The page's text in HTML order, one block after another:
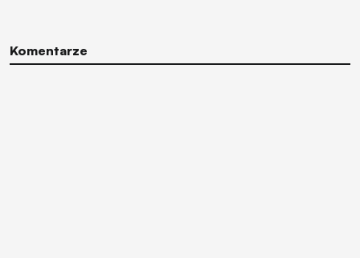
Komentarze